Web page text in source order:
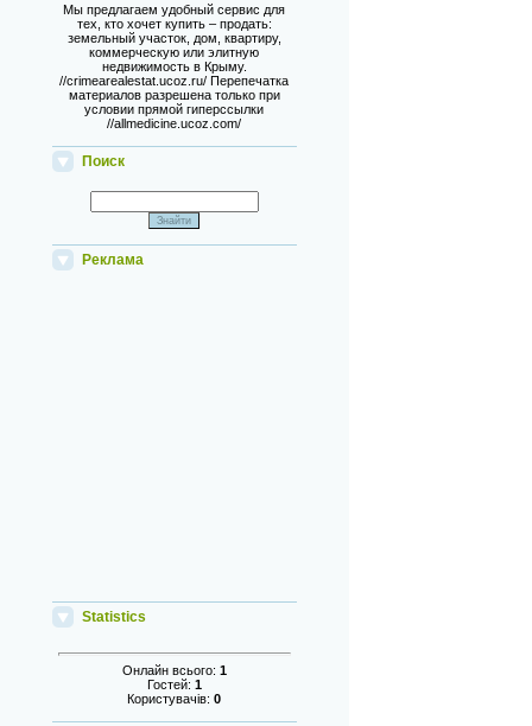
Мы предлагаем удобный сервис для
тех, кто хочет купить – продать:
земельный участок, дом, квартиру,
коммерческую или элитную
недвижимость в Крыму.
//crimearealestat.ucoz.ru/ Перепечатка
материалов разрешена только при
условии прямой гиперссылки
//allmedicine.ucoz.com/
Поиск
Реклама
Statistics
Онлайн всього: 1
Гостей: 1
Користувачів:0